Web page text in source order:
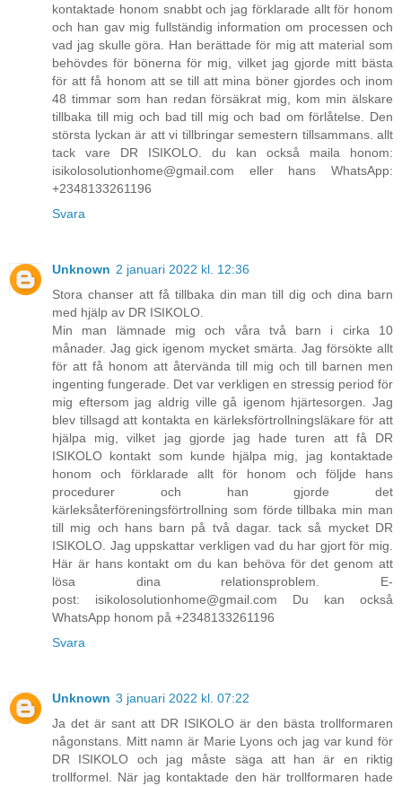
kontaktade honom snabbt och jag förklarade allt för honom
och han gav mig fullständig information om processen och
vad jag skulle göra. Han berättade för mig att material som
behövdes för bönerna för mig, vilket jag gjorde mitt bästa
för att få honom att se till att mina böner gjordes och inom
48 timmar som han redan försäkrat mig, kom min älskare
tillbaka till mig och bad till mig och bad om förlåtelse. Den
största lyckan är att vi tillbringar semestern tillsammans. allt
tack vare DR ISIKOLO. du kan också maila honom:
isikolosolutionhome@gmail.com eller hans WhatsApp:
+2348133261196
Svara
Unknown 2 januari 2022 kl. 12:36
Stora chanser att få tillbaka din man till dig och dina barn
med hjälp av DR ISIKOLO.
Min man lämnade mig och våra två barn i cirka 10
månader. Jag gick igenom mycket smärta. Jag försökte allt
för att få honom att återvända till mig och till barnen men
ingenting fungerade. Det var verkligen en stressig period för
mig eftersom jag aldrig ville gå igenom hjärtesorgen. Jag
blev tillsagd att kontakta en kärleksförtrollningsläkare för att
hjälpa mig, vilket jag gjorde jag hade turen att få DR
ISIKOLO kontakt som kunde hjälpa mig, jag kontaktade
honom och förklarade allt för honom och följde hans
procedurer och han gjorde det
kärleksåterföreningsförtrollning som förde tillbaka min man
till mig och hans barn på två dagar. tack så mycket DR
ISIKOLO. Jag uppskattar verkligen vad du har gjort för mig.
Här är hans kontakt om du kan behöva för det genom att
lösa dina relationsproblem. E-
post: isikolosolutionhome@gmail.com Du kan också
WhatsApp honom på +2348133261196
Svara
Unknown 3 januari 2022 kl. 07:22
Ja det är sant att DR ISIKOLO är den bästa trollformaren
någonstans. Mitt namn är Marie Lyons och jag var kund för
DR ISIKOLO och jag måste säga att han är en riktig
trollformel. När jag kontaktade den här trollformaren hade